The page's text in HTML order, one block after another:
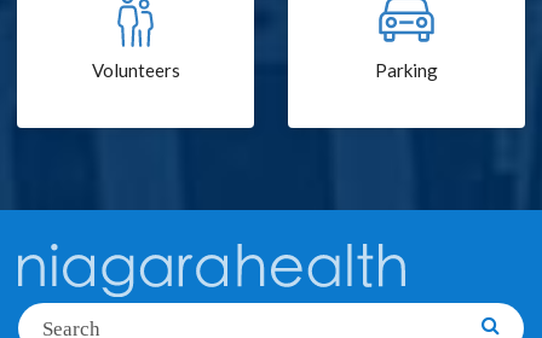
Volunteers Parking
Search